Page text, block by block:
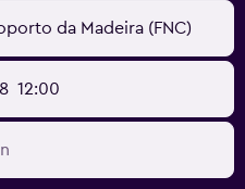
da Madeira (FNC)
12:00